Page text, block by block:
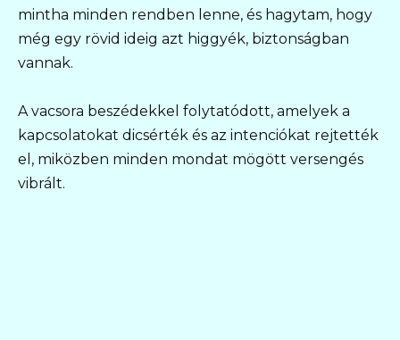
mintha minden rendben lenne, és hagytam, hogy
még egy rövid ideig azt higgyék, biztonságban
vannak.
A vacsora beszédekkel folytatódott, amelyek a
kapcsolatokat dicsérték és az intenciókat rejtették
el, miközben minden mondat mögött versengés
vibrált.